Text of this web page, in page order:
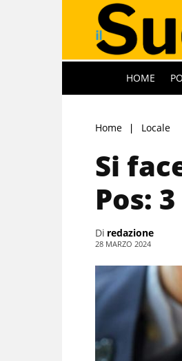
HOME
Home Locale
Si
Pos:
Di redazione
28 MARZO 2024